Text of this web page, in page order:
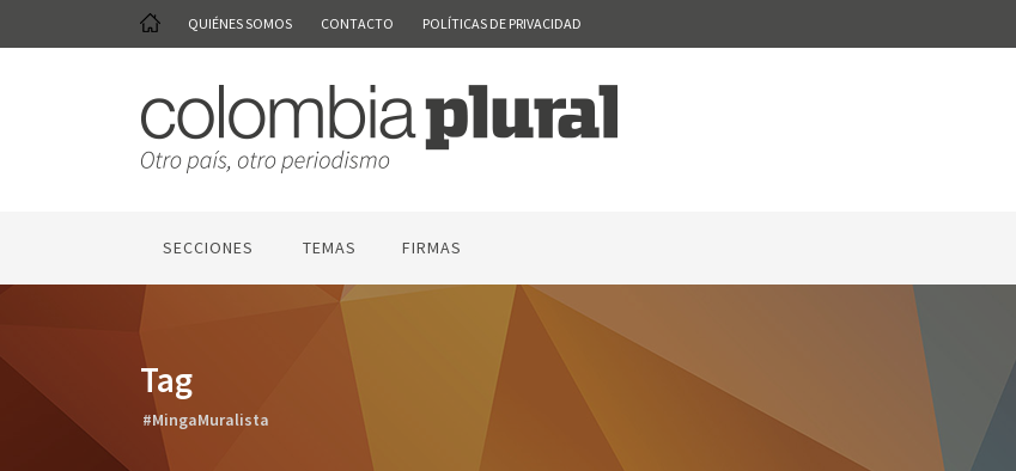
QUIÉNES SOMOS CONTACTO POLÍTICAS DE PRIVACIDAD
SECCIONES TEMAS FIRMAS
Tag
#MingaMuralista